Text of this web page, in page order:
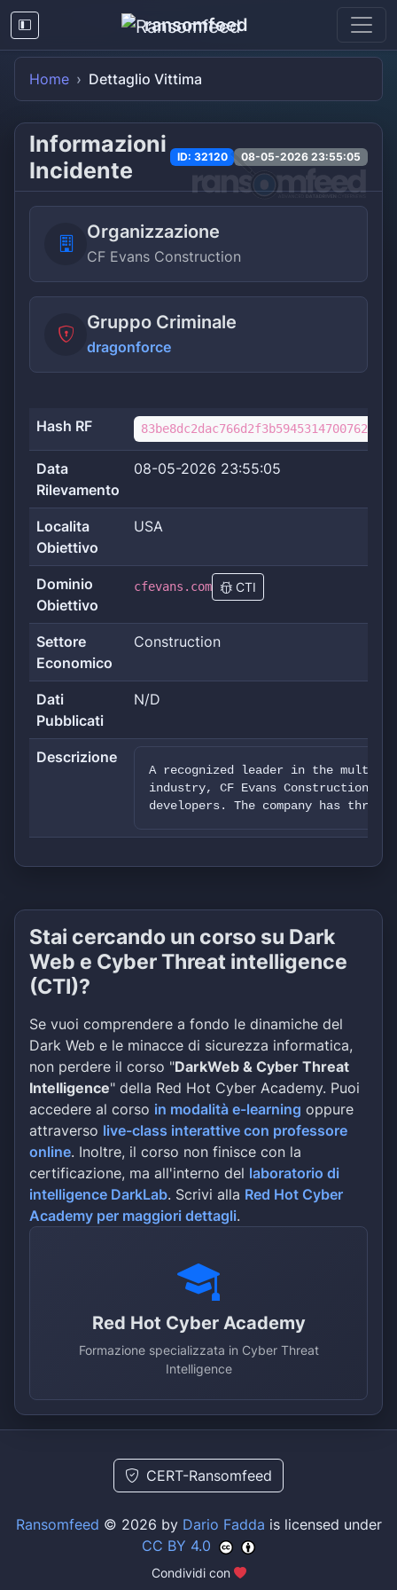
ransomfeed
Home Dettaglio Vittima
Informazioni
Incidente
ID: 32120 08-05-2026 23:55:05
Organizzazione
CF Evans Construction
Gruppo Criminale
dragonforce
Hash RF
Data
Rilevamento
08-05-2026 23:55:05
Localita
Obiettivo
USA
Dominio
Obiettivo
cfevans.com CTI
Settore
Economico
Construction
Dati
Pubblicati
N/D
Descrizione
A recognized leader in the multi-
industry, CF Evans Construction
developers. The company has
Stai cercando un corso su Dark
Web e Cyber Threat intelligence
(CTI)?
Se vuoi comprendere a fondo le dinamiche del
Dark Web e le minacce di sicurezza informatica,
non perdere il corso "DarkWeb & Cyber Threat
Intelligence" della Red Hot Cyber Academy. Puoi
accedere al corso in modalità e-learning oppure
attraverso live-class interattive con professore
online. Inoltre, il corso non finisce con la
certificazione, ma all'interno del laboratorio di
intelligence DarkLab. Scrivi alla Red Hot Cyber
Academy per maggiori dettagli.
Red Hot Cyber Academy
Formazione specializzata in Cyber Threat
Intelligence
CERT-Ransomfeed
Ransomfeed © 2026 by Dario Fadda is licensed under
CC BY 4.0
Condividi con